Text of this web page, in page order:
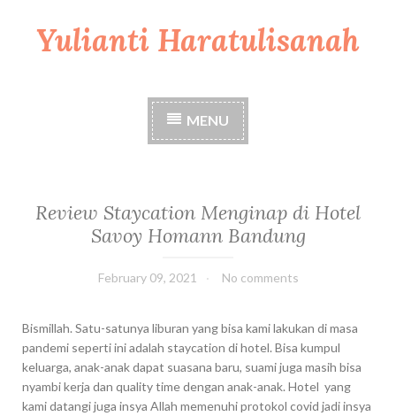
Yulianti Haratulisanah
MENU
Review Staycation Menginap di Hotel
Savoy Homann Bandung
February 09, 2021 No comments
Bismillah. Satu-satunya liburan yang bisa kami lakukan di masa
pandemi seperti ini adalah staycation di hotel. Bisa kumpul
keluarga, anak-anak dapat suasana baru, suami juga masih bisa
nyambi kerja dan quality time dengan anak-anak. Hotel yang
kami datangi juga insya Allah memenuhi protokol covid jadi insya